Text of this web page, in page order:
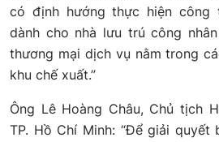
có định hướng thực hiện công
dành cho nhà lưu trú công
thương mại dịch vụ nằm trong
khu chế xuất.”
Ông Lê Hoàng Châu, Chủ tịch
TP. Hồ Chí Minh: “Để giải quyết